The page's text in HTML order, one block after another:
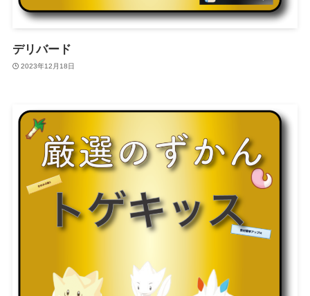
デリバード
2023年12月18日